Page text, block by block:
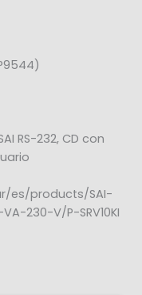
RS-232, CD con
es/products/SAI-
230-V/P-SRV10KI